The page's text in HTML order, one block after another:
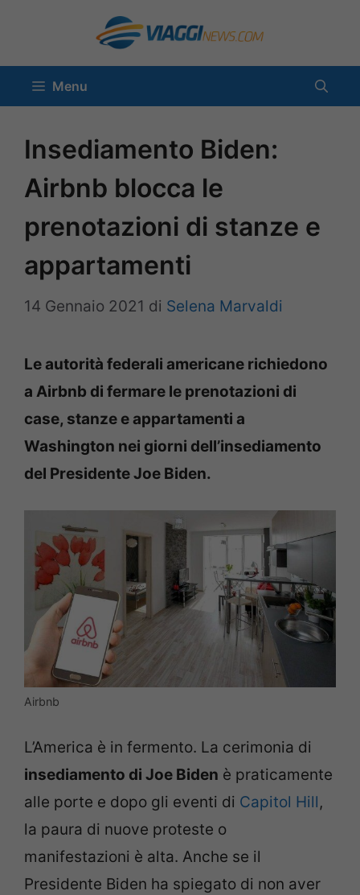
contenuto
Menu
Insediamento Biden:
Airbnb blocca le
prenotazioni di stanze e
appartamenti
14 Gennaio 2021 di Selena Marvaldi
Le autorità federali americane richiedono
a Airbnb di fermare le prenotazioni di
case, stanze e appartamenti a
Washington nei giorni dell’insediamento
del Presidente Joe Biden.
Airbnb
L’America è in fermento. La cerimonia di
insediamento di Joe Biden è praticamente
alle porte e dopo gli eventi di Capitol Hill,
la paura di nuove proteste o
manifestazioni è alta. Anche se il
Presidente Biden ha spiegato di non aver